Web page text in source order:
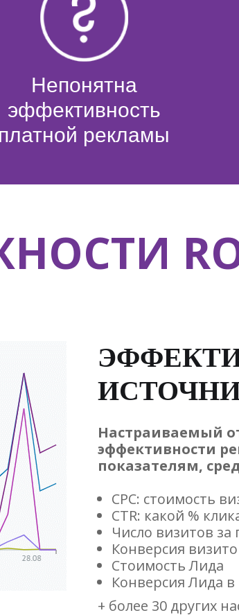
Непонятна
эффективность
платной рекламы
Настраиваемый
эффективности
показателям,
CPC: стоимость
CTR: какой %
Число визитов за
Конверсия
Стоимость Лида
Конверсия Лида
+ более 30 других